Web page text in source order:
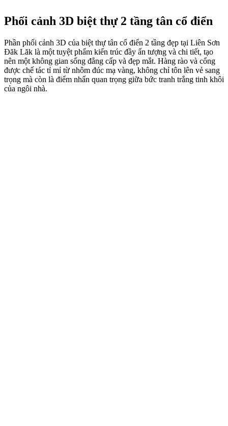
Phối cảnh 3D biệt thự 2 tầng tân cổ điển
Phần phối cảnh 3D của biệt thự tân cổ điển 2 tầng đẹp tại Liên Sơn
Đăk Lăk là một tuyệt phẩm kiến trúc đầy ấn tượng và chi tiết, tạo
nên một không gian sống đẳng cấp và đẹp mắt. Hàng rào và cổng
được chế tác tỉ mỉ từ nhôm đúc mạ vàng, không chỉ tôn lên vẻ sang
trọng mà còn là điểm nhấn quan trọng giữa bức tranh trắng tinh khôi
của ngôi nhà.